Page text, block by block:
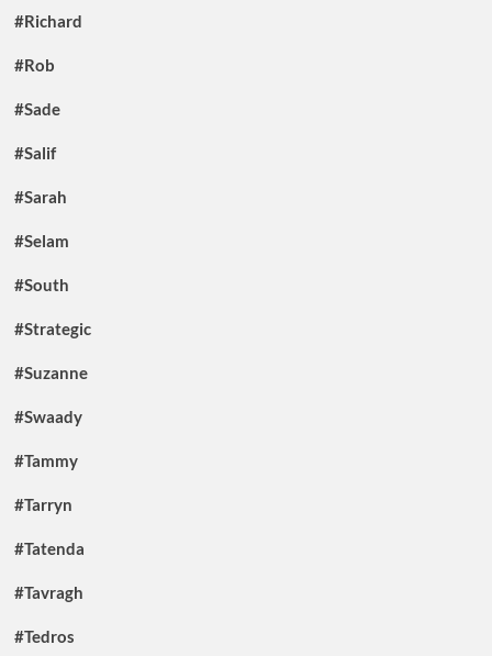
#Richard
#Rob
#Sade
#Salif
#Sarah
#Selam
#South
#Strategic
#Suzanne
#Swaady
#Tammy
#Tarryn
#Tatenda
#Tavragh
#Tedros